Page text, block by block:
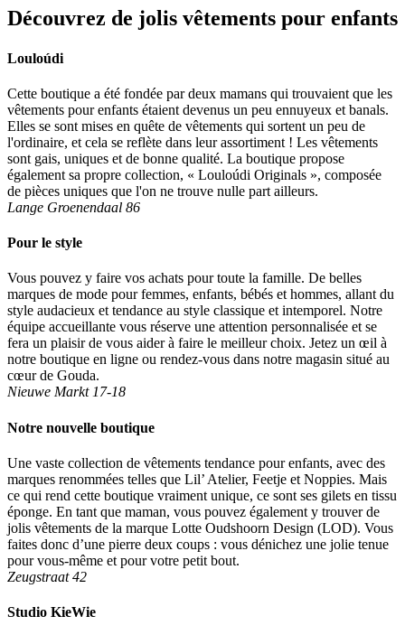
Découvrez de jolis vêtements pour enfants
Louloúdi
Cette boutique a été fondée par deux mamans qui trouvaient que les
vêtements pour enfants étaient devenus un peu ennuyeux et banals.
Elles se sont mises en quête de vêtements qui sortent un peu de
l'ordinaire, et cela se reflète dans leur assortiment ! Les vêtements
sont gais, uniques et de bonne qualité. La boutique propose
également sa propre collection, « Louloúdi Originals », composée
de pièces uniques que l'on ne trouve nulle part ailleurs.
Lange Groenendaal 86
Pour le style
Vous pouvez y faire vos achats pour toute la famille. De belles
marques de mode pour femmes, enfants, bébés et hommes, allant du
style audacieux et tendance au style classique et intemporel. Notre
équipe accueillante vous réserve une attention personnalisée et se
fera un plaisir de vous aider à faire le meilleur choix. Jetez un œil à
notre boutique en ligne ou rendez-vous dans notre magasin situé au
cœur de Gouda.
Nieuwe Markt 17-18
Notre nouvelle boutique
Une vaste collection de vêtements tendance pour enfants, avec des
marques renommées telles que Lil’ Atelier, Feetje et Noppies. Mais
ce qui rend cette boutique vraiment unique, ce sont ses gilets en tissu
éponge. En tant que maman, vous pouvez également y trouver de
jolis vêtements de la marque Lotte Oudshoorn Design (LOD). Vous
faites donc d’une pierre deux coups : vous dénichez une jolie tenue
pour vous-même et pour votre petit bout.
Zeugstraat 42
Studio KieWie